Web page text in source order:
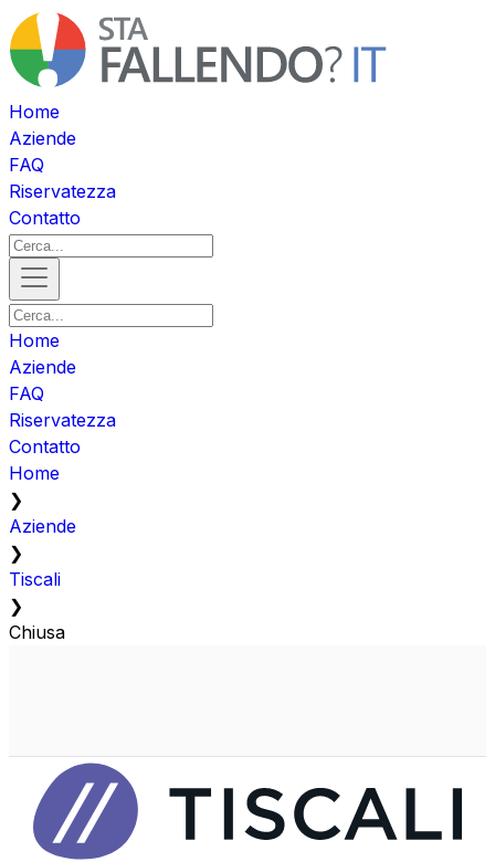
Home
Aziende
FAQ
Riservatezza
Contatto
Home
Aziende
FAQ
Riservatezza
Contatto
Home
❯
Aziende
❯
Tiscali
❯
Chiusa